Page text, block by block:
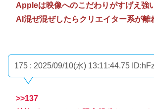
Appleは映像へのこだわりがすげえ強
AI混ぜ混ぜしたらクリエイター系が離
175 : 2025/09/10(水) 13:11:44.75
>>137